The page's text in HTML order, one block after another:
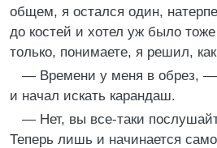
общем, я остался один,
до костей и хотел уж было тоже
только, понимаете, я решил,
— Времени у меня в обрез, —
и начал искать карандаш.
— Нет, вы все-таки
Теперь лишь и начинается